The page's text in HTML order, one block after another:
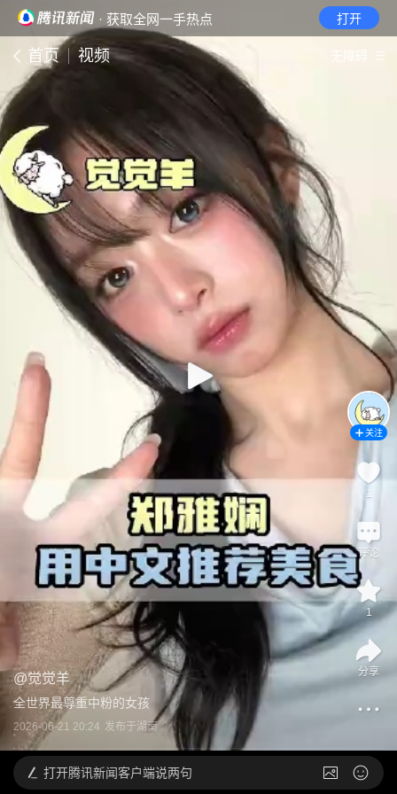
· 获取全网一手热点 打开
首页 视频 无障碍
@觉觉羊
全世界最尊重中粉的女孩
2026-06-21 20:24 发布于湖南
关注
1
评论
1
分享
打开腾讯新闻客户端说两句